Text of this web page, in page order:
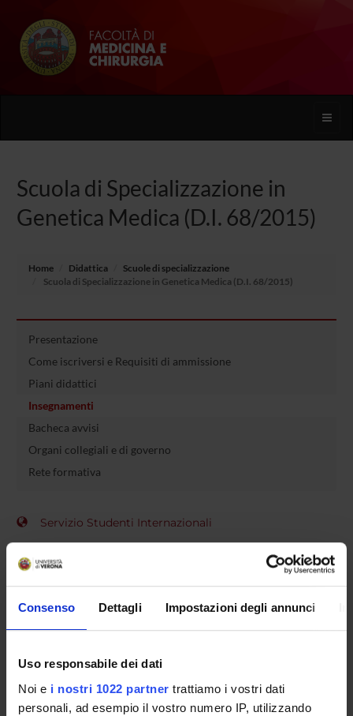
Consenso Dettagli Impostazioni degli annunci
Uso responsabile dei dati
Noi e i nostri 1022 partner trattiamo i vostri dati
personali, ad esempio il vostro numero IP, utilizzando
Toggle
Scuola di Specializzazione in
Genetica Medica (D.I. 68/2015)
Home Didattica
Scuole di specializzazione
Scuola di Specializzazione in Genetica Medica (D.I. 68/2015)
Presentazione
Come iscriversi e Requisiti di ammissione
Piani didattici
Insegnamenti
Bacheca avvisi
Organi collegiali e di governo
Rete formativa
Servizio Studenti Internazionali
CORSI DI LAUREA MAGISTRALE